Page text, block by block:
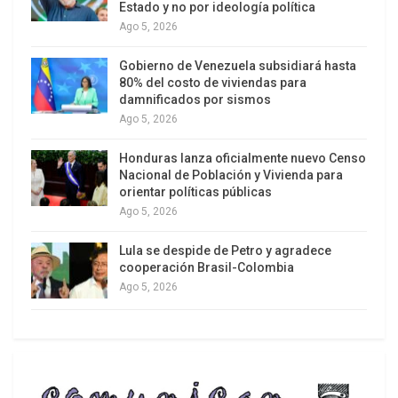
que permite naturalizarlo.
narcotráfico. Particularmente cuando éste
alcanza los niveles que hoy tiene en la ciudad de
Rosario y que dicha situación tiende a expandirse
hacia otras geografías.
En estos días llamó la atención la declaración del
Presidente del Supremo Tribunal de la justicia
perdido el control del territorio”. Como el que lo
dice está al frente de uno de los poderes
Estado y no por ideología política
Ago 5, 2026
Gobierno de Venezuela subsidiará hasta
80% del costo de viviendas para
damnificados por sismos
Ago 5, 2026
Honduras lanza oficialmente nuevo Censo
Nacional de Población y Vivienda para
orientar políticas públicas
Ago 5, 2026
Lula se despide de Petro y agradece
cooperación Brasil-Colombia
Ago 5, 2026